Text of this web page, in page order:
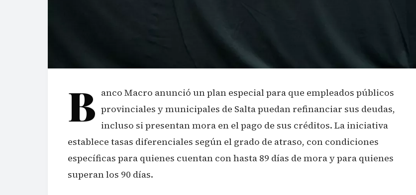
B anco Macro anunció un plan especial para que empleados públicos
provinciales y municipales de Salta puedan refinanciar sus deudas,
incluso si presentan mora en el pago de sus créditos. La iniciativa
establece tasas diferenciales según el grado de atraso, con condiciones
específicas para quienes cuentan con hasta 89 días de mora y para quienes
superan los 90 días.